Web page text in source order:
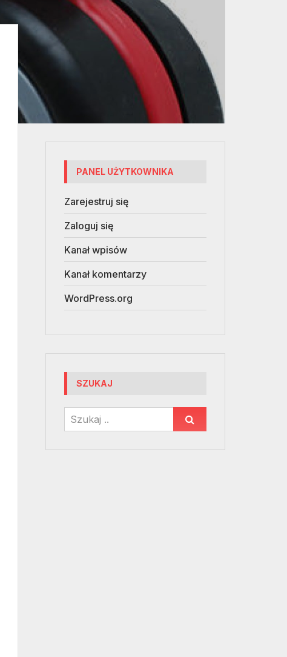
PANEL UŻYTKOWNIKA
Zarejestruj się
Zaloguj się
Kanał wpisów
Kanał komentarzy
WordPress.org
SZUKAJ